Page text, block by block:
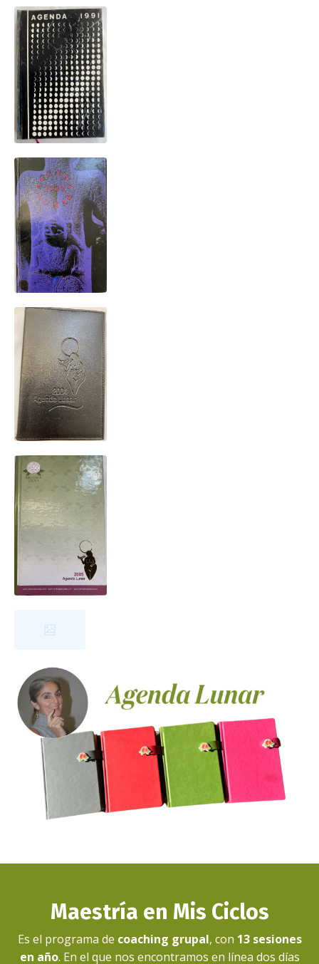
Maestría en Mis Ciclos
Es el programa de coaching grupal, con 13 sesiones
en año. En el que nos encontramos en línea dos días